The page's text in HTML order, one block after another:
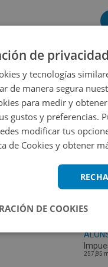
257,85 m
de privacidad
y tecnologías
de manera segura
para medir y
gustos y preferencias.
modificar tus
de Cookies y obtener
DE COOKIES